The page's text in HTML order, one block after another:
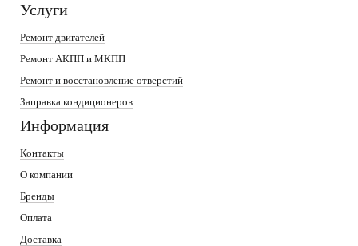
Услуги
Ремонт двигателей
Ремонт АКПП и МКПП
Ремонт и восстановление отверстий
Заправка кондиционеров
Информация
Контакты
О компании
Бренды
Оплата
Доставка